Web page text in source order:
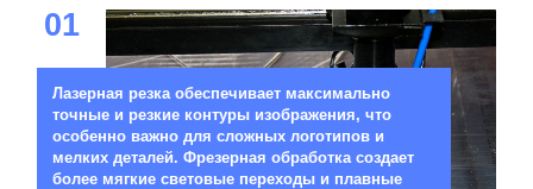
01
Лазерная резка обеспечивает максимально
точные и резкие контуры изображения, что
особенно важно для сложных логотипов и
мелких деталей. Фрезерная обработка создает
более мягкие световые переходы и плавные